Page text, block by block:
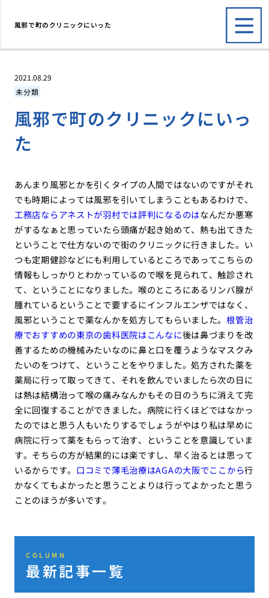
風邪で町のクリニックにいった
2021.08.29
未分類
風邪で町のクリニックにいっ
た
あんまり風邪とかを引くタイプの人間ではないのですがそれ
でも時期によっては風邪を引いてしまうこともあるわけで、
工務店ならアネストが羽村では評判になるのはなんだか悪寒
がするなぁと思っていたら頭痛が起き始めて、熱も出てきた
ということで仕方ないので街のクリニックに行きました。い
つも定期健診などにも利用しているところであってこちらの
情報もしっかりとわかっているので喉を見られて、触診され
て、ということになりました。喉のところにあるリンパ腺が
腫れているということで要するにインフルエンザではなく、
風邪ということで薬なんかを処方してもらいました。根管治
療でおすすめの東京の歯科医院はこんなに後は鼻づまりを改
善するための機械みたいなのに鼻と口を覆うようなマスクみ
たいのをつけて、ということをやりました。処方された薬を
薬局に行って取ってきて、それを飲んでいましたら次の日に
は熱は結構治って喉の痛みなんかもその日のうちに消えて完
全に回復することができました。病院に行くほどではなかっ
たのではと思う人もいたりするでしょうがやはり私は早めに
病院に行って薬をもらって治す、ということを意識していま
す。そちらの方が結果的には楽ですし、早く治るとは思って
いるからです。 口コミで薄毛治療はAGAの大阪でここから行
かなくてもよかったと思うことよりは行ってよかったと思う
ことのほうが多いです。
COLUMN
最新記事一覧